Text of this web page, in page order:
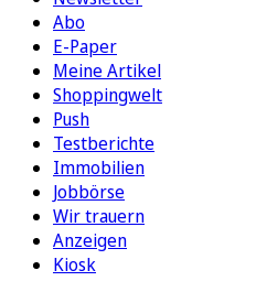
Abo
E-Paper
Meine Artikel
Shoppingwelt
Push
Testberichte
Immobilien
Jobbörse
Wir trauern
Anzeigen
Kiosk